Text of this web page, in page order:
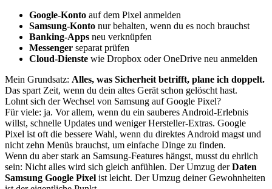
Google-Konto auf dem Pixel anmelden
Samsung-Konto nur behalten, wenn du es noch brauchst
Banking-Apps neu verknüpfen
Messenger separat prüfen
Cloud-Dienste wie Dropbox oder OneDrive neu anmelden
Mein Grundsatz: Alles, was Sicherheit betrifft, plane ich doppelt.
Das spart Zeit, wenn du dein altes Gerät schon gelöscht hast.
Lohnt sich der Wechsel von Samsung auf Google Pixel?
Für viele: ja. Vor allem, wenn du ein sauberes Android-Erlebnis
willst, schnelle Updates und weniger Hersteller-Extras. Google
Pixel ist oft die bessere Wahl, wenn du direktes Android magst und
nicht zehn Menüs brauchst, um einfache Dinge zu finden.
Wenn du aber stark an Samsung-Features hängst, musst du ehrlich
sein: Nicht alles wird sich gleich anfühlen. Der Umzug derDaten
Samsung Google Pixel ist leicht. Der Umzug deiner Gewohnheiten